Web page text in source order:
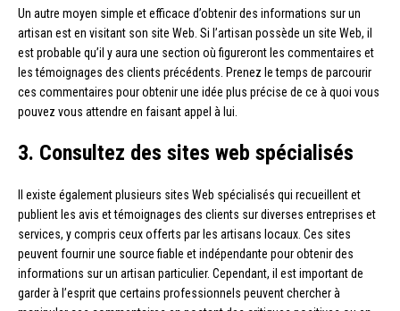
Un autre moyen simple et efficace d’obtenir des informations sur un
artisan est en visitant son site Web. Si l’artisan possède un site Web, il
est probable qu’il y aura une section où figureront les commentaires et
les témoignages des clients précédents. Prenez le temps de parcourir
ces commentaires pour obtenir une idée plus précise de ce à quoi vous
pouvez vous attendre en faisant appel à lui.
3. Consultez des sites web spécialisés
Il existe également plusieurs sites Web spécialisés qui recueillent et
publient les avis et témoignages des clients sur diverses entreprises et
services, y compris ceux offerts par les artisans locaux. Ces sites
peuvent fournir une source fiable et indépendante pour obtenir des
informations sur un artisan particulier. Cependant, il est important de
garder à l’esprit que certains professionnels peuvent chercher à